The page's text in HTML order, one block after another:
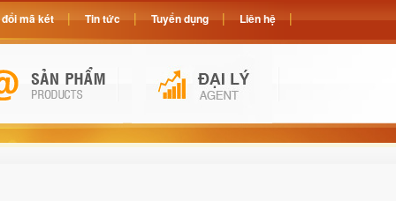
mã két Tin tức Tuyển dụng Liên hệ